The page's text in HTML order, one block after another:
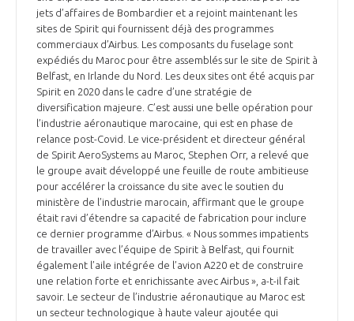
jets d’affaires de Bombardier et a rejoint maintenant les
sites de Spirit qui fournissent déjà des programmes
commerciaux d’Airbus. Les composants du fuselage sont
expédiés du Maroc pour être assemblés sur le site de Spirit à
Belfast, en Irlande du Nord. Les deux sites ont été acquis par
Spirit en 2020 dans le cadre d’une stratégie de
diversification majeure. C’est aussi une belle opération pour
l’industrie aéronautique marocaine, qui est en phase de
relance post-Covid. Le vice-président et directeur général
de Spirit AeroSystems au Maroc, Stephen Orr, a relevé que
le groupe avait développé une feuille de route ambitieuse
pour accélérer la croissance du site avec le soutien du
ministère de l’industrie marocain, affirmant que le groupe
était ravi d’étendre sa capacité de fabrication pour inclure
ce dernier programme d’Airbus. « Nous sommes impatients
de travailler avec l’équipe de Spirit à Belfast, qui fournit
également l’aile intégrée de l’avion A220 et de construire
une relation forte et enrichissante avec Airbus », a-t-il fait
savoir. Le secteur de l’industrie aéronautique au Maroc est
un secteur technologique à haute valeur ajoutée qui